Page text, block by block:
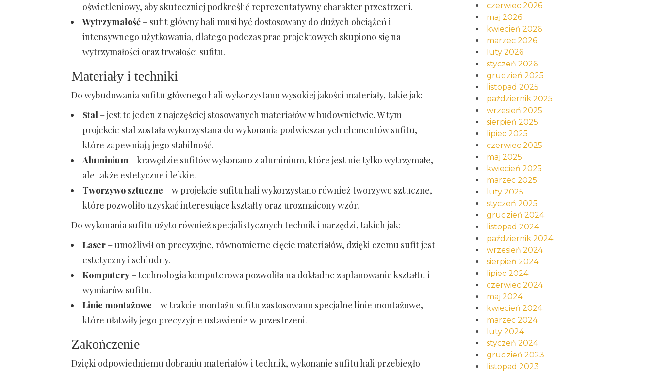
oświetleniowy, aby skuteczniej podkreślić reprezentatywny charakter przestrzeni.
Wytrzymałość – sufit główny hali musi być dostosowany do dużych obciążeń i
intensywnego użytkowania, dlatego podczas prac projektowych skupiono się na
wytrzymałości oraz trwałości sufitu.
Materiały i techniki
Do wybudowania sufitu głównego hali wykorzystano wysokiej jakości materiały, takie jak:
Stal – jest to jeden z najczęściej stosowanych materiałów w budownictwie. W tym
projekcie stal została wykorzystana do wykonania podwieszanych elementów sufitu,
które zapewniają jego stabilność.
Aluminium – krawędzie sufitów wykonano z aluminium, które jest nie tylko wytrzymałe,
ale także estetyczne i lekkie.
Tworzywo sztuczne – w projekcie sufitu hali wykorzystano również tworzywo sztuczne,
które pozwoliło uzyskać interesujące kształty oraz urozmaicony wzór.
Do wykonania sufitu użyto również specjalistycznych technik i narzędzi, takich jak:
Laser – umożliwił on precyzyjne, równomierne cięcie materiałów, dzięki czemu sufit jest
estetyczny i schludny.
Komputery – technologia komputerowa pozwoliła na dokładne zaplanowanie kształtu i
wymiarów sufitu.
Linie montażowe – w trakcie montażu sufitu zastosowano specjalne linie montażowe,
które ułatwiły jego precyzyjne ustawienie w przestrzeni.
Zakończenie
Dzięki odpowiedniemu dobraniu materiałów i technik, wykonanie sufitu hali przebiegło
czerwiec 2026
maj 2026
kwiecień 2026
marzec 2026
luty 2026
styczeń 2026
grudzień 2025
listopad 2025
październik 2025
wrzesień 2025
sierpień 2025
lipiec 2025
czerwiec 2025
maj 2025
kwiecień 2025
marzec 2025
luty 2025
styczeń 2025
grudzień 2024
listopad 2024
październik 2024
wrzesień 2024
sierpień 2024
lipiec 2024
czerwiec 2024
maj 2024
kwiecień 2024
marzec 2024
luty 2024
styczeń 2024
grudzień 2023
listopad 2023